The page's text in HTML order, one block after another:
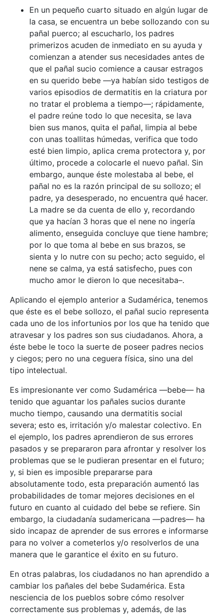
En un pequeño cuarto situado en algún lugar de
la casa, se encuentra un bebe sollozando con su
pañal puerco; al escucharlo, los padres
primerizos acuden de inmediato en su ayuda y
comienzan a atender sus necesidades antes de
que el pañal sucio comience a causar estragos
en su querido bebe —ya habían sido testigos de
varios episodios de dermatitis en la criatura por
no tratar el problema a tiempo—; rápidamente,
el padre reúne todo lo que necesita, se lava
bien sus manos, quita el pañal, limpia al bebe
con unas toallitas húmedas, verifica que todo
esté bien limpio, aplica crema protectora y, por
último, procede a colocarle el nuevo pañal. Sin
embargo, aunque éste molestaba al bebe, el
pañal no es la razón principal de su sollozo; el
padre, ya desesperado, no encuentra qué hacer.
La madre se da cuenta de ello y, recordando
que ya hacían 3 horas que el nene no ingería
alimento, enseguida concluye que tiene hambre;
por lo que toma al bebe en sus brazos, se
sienta y lo nutre con su pecho; acto seguido, el
nene se calma, ya está satisfecho, pues con
mucho amor le dieron lo que necesitaba–.
Aplicando el ejemplo anterior a Sudamérica, tenemos
que éste es el bebe sollozo, el pañal sucio representa
cada uno de los infortunios por los que ha tenido que
atravesar y los padres son sus ciudadanos. Ahora, a
éste bebe le toco la suerte de poseer padres necios
y ciegos; pero no una ceguera física, sino una del
tipo intelectual.
Es impresionante ver como Sudamérica —bebe— ha
tenido que aguantar los pañales sucios durante
mucho tiempo, causando una dermatitis social
severa; esto es, irritación y/o malestar colectivo. En
el ejemplo, los padres aprendieron de sus errores
pasados y se prepararon para afrontar y resolver los
problemas que se le pudieran presentar en el futuro;
y, si bien es imposible prepararse para
absolutamente todo, esta preparación aumentó las
probabilidades de tomar mejores decisiones en el
futuro en cuanto al cuidado del bebe se refiere. Sin
embargo, la ciudadanía sudamericana —padres— ha
sido incapaz de aprender de sus errores e informarse
para no volver a cometerlos y/o resolverlos de una
manera que le garantice el éxito en su futuro.
En otras palabras, los ciudadanos no han aprendido a
cambiar los pañales del bebe Sudamérica. Esta
nesciencia de los pueblos sobre cómo resolver
correctamente sus problemas y, además, de las